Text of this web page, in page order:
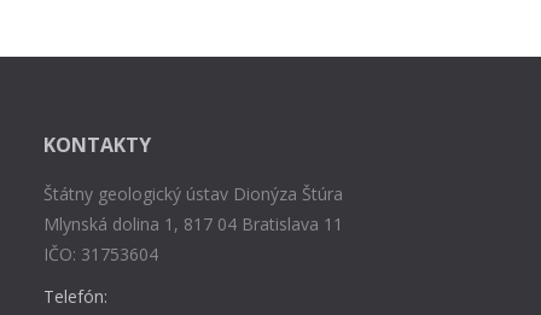
KONTAKTY
Štátny geologický ústav Dionýza Štúra
Mlynská dolina 1, 817 04 Bratislava 11
IČO: 31753604
Telefón: